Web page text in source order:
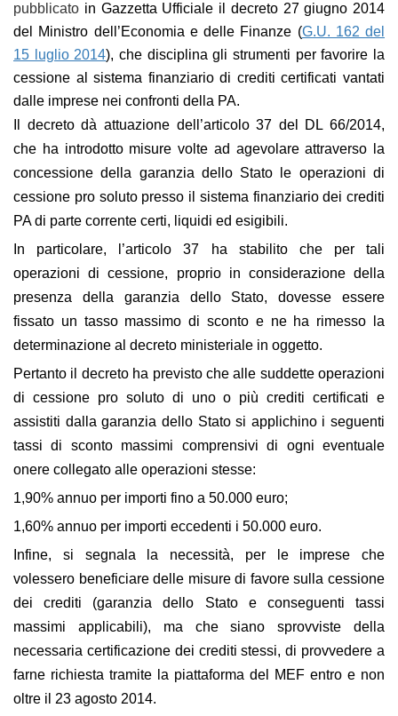
pubblicato in Gazzetta Ufficiale il decreto 27 giugno 2014
del Ministro dell’Economia e delle Finanze (G.U. 162 del
15 luglio 2014), che disciplina gli strumenti per favorire la
cessione al sistema finanziario di crediti certificati vantati
dalle imprese nei confronti della PA.
Il decreto dà attuazione dell’articolo 37 del DL 66/2014,
che ha introdotto misure volte ad agevolare attraverso la
concessione della garanzia dello Stato le operazioni di
cessione pro soluto presso il sistema finanziario dei crediti
PA di parte corrente certi, liquidi ed esigibili.
In particolare, l’articolo 37 ha stabilito che per tali
operazioni di cessione, proprio in considerazione della
presenza della garanzia dello Stato, dovesse essere
fissato un tasso massimo di sconto e ne ha rimesso la
determinazione al decreto ministeriale in oggetto.
Pertanto il decreto ha previsto che alle suddette operazioni
di cessione pro soluto di uno o più crediti certificati e
assistiti dalla garanzia dello Stato si applichino i seguenti
tassi di sconto massimi comprensivi di ogni eventuale
onere collegato alle operazioni stesse:
1,90% annuo per importi fino a 50.000 euro;
1,60% annuo per importi eccedenti i 50.000 euro.
Infine, si segnala la necessità, per le imprese che
volessero beneficiare delle misure di favore sulla cessione
dei crediti (garanzia dello Stato e conseguenti tassi
massimi applicabili), ma che siano sprovviste della
necessaria certificazione dei crediti stessi, di provvedere a
farne richiesta tramite la piattaforma del MEF entro e non
oltre il 23 agosto 2014.